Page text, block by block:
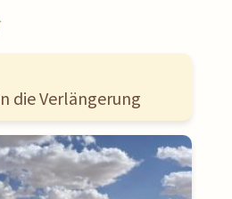
die Verlängerung